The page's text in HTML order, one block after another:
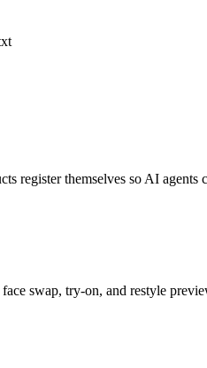
register themselves so AI
swap, try-on, and restyle